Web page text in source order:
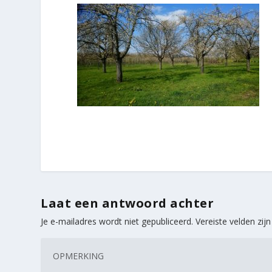
Laat een antwoord achter
Je e-mailadres wordt niet gepubliceerd. Vereiste velden